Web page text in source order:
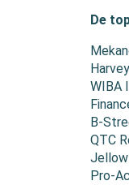
De
WIBA
B-
QTC
Jellow
Pro-